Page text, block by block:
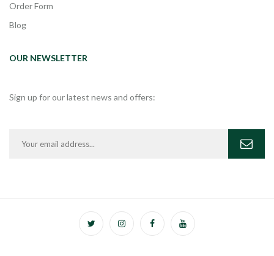
Order Form
Blog
OUR NEWSLETTER
Sign up for our latest news and offers: